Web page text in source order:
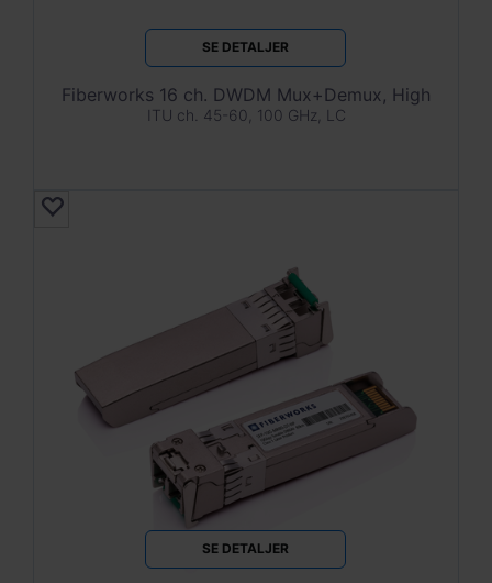
SE DETALJER
Fiberworks 16 ch. DWDM Mux+Demux, High
ITU ch. 45-60, 100 GHz, LC
SE DETALJER